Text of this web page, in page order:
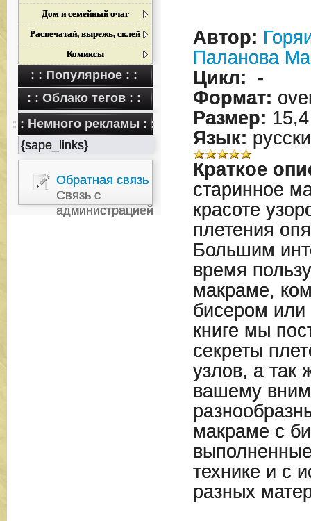
Дом и семейный очаг
Распечатай, вырежь, склей
Комиксы
: : Популярное : :
: : Облако тегов : :
: : Немного рекламы : :
{sape_links}
Обратная связь
Связь с
администрацией
Автор:
Паланова
Цикл: -
Формат:
Размер:
Язык:
Краткое
старинное
красоте
плетения
Большим
время
макраме,
бисером или
книге мы
секреты
узлов, а так
вашему
макраме с
технике и с
разных